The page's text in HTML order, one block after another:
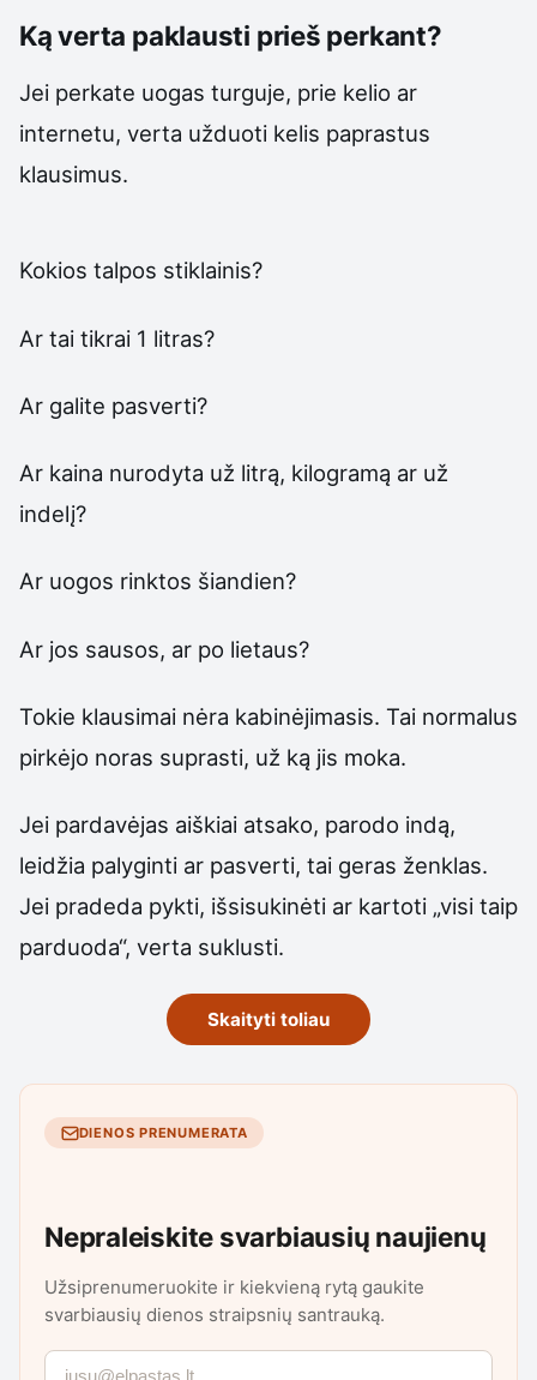
Ką verta paklausti prieš perkant?
Jei perkate uogas turguje, prie kelio ar
internetu, verta užduoti kelis paprastus
klausimus.
Kokios talpos stiklainis?
Ar tai tikrai 1 litras?
Ar galite pasverti?
Ar kaina nurodyta už litrą, kilogramą ar už
indelį?
Ar uogos rinktos šiandien?
Ar jos sausos, ar po lietaus?
Tokie klausimai nėra kabinėjimasis. Tai normalus
pirkėjo noras suprasti, už ką jis moka.
Jei pardavėjas aiškiai atsako, parodo indą,
leidžia palyginti ar pasverti, tai geras ženklas.
Jei pradeda pykti, išsisukinėti ar kartoti „visi taip
parduoda“, verta suklusti.
Skaityti toliau
DIENOS PRENUMERATA
Nepraleiskite svarbiausių naujienų
Užsiprenumeruokite ir kiekvieną rytą gaukite
svarbiausių dienos straipsnių santrauką.